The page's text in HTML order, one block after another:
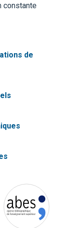
constante
de